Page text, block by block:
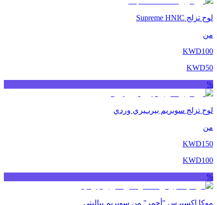
لوح تزلج Supreme HNIC
من
KWD100
KWD50
%
لوح تزلج سوبريم بيربـيري وردي
من
KWD150
KWD100
%
موكا إكسبرس "أحمر" من سوبريم بياليتي